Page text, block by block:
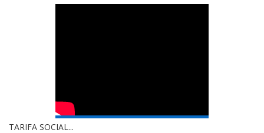
TARIFA SOCIAL...